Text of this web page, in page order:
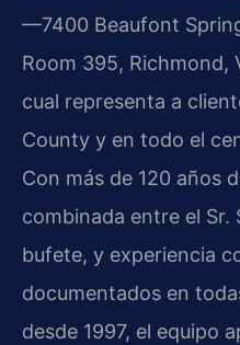
—7400 Beaufont
Room 395, Richmond,
cual representa a
County y en todo el
Con más de 120 años
combinada entre el Sr.
bufete, y experiencia
documentados en
desde 1997, el equipo